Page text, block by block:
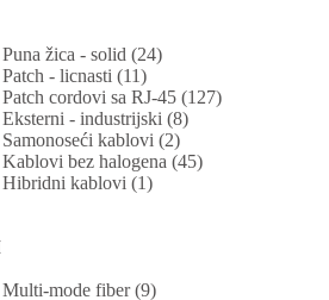
Puna žica - solid (24)
Patch - licnasti (11)
Patch cordovi sa RJ-45 (127)
Eksterni - industrijski (8)
Samonoseći kablovi (2)
Kablovi bez halogena (45)
Hibridni kablovi (1)
Multi-mode fiber (9)